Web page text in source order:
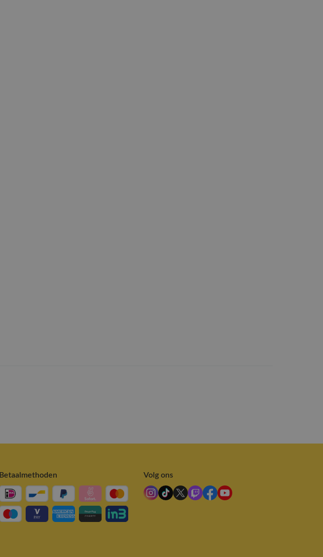
Betaalmethoden Volg ons